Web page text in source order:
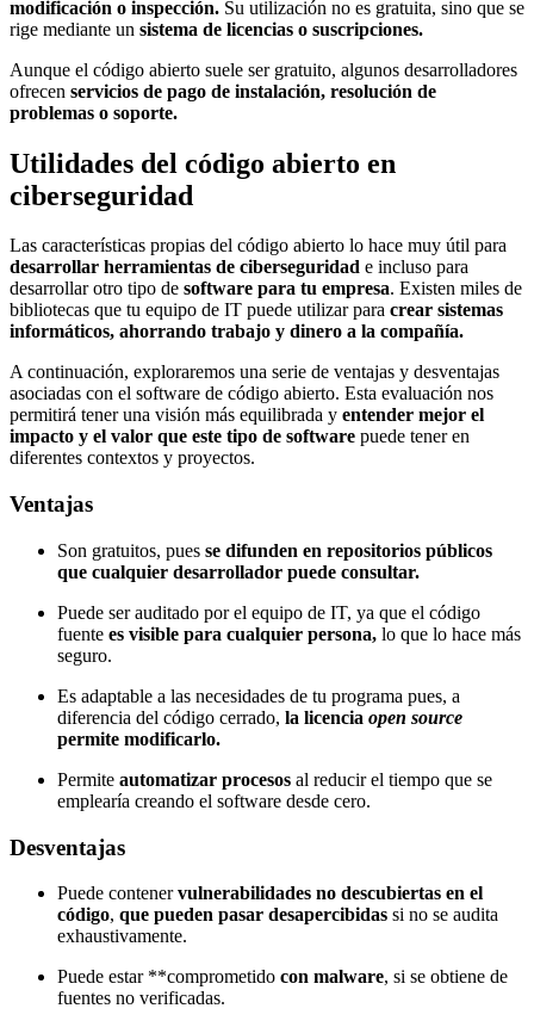
modificación o inspección. Su utilización no es gratuita, sino que se
rige mediante un sistema de licencias o suscripciones.
Aunque el código abierto suele ser gratuito, algunos desarrolladores
ofrecen servicios de pago de instalación, resolución de
problemas o soporte.
Utilidades del código abierto en
ciberseguridad
Las características propias del código abierto lo hace muy útil para
desarrollar herramientas de ciberseguridad e incluso para
desarrollar otro tipo de software para tu empresa. Existen miles de
bibliotecas que tu equipo de IT puede utilizar para crear sistemas
informáticos, ahorrando trabajo y dinero a la compañía.
A continuación, exploraremos una serie de ventajas y desventajas
asociadas con el software de código abierto. Esta evaluación nos
permitirá tener una visión más equilibrada y entender mejor el
impacto y el valor que este tipo de software puede tener en
diferentes contextos y proyectos.
Ventajas
Son gratuitos, pues se difunden en repositorios públicos
que cualquier desarrollador puede consultar.
Puede ser auditado por el equipo de IT, ya que el código
fuente es visible para cualquier persona, lo que lo hace más
seguro.
Es adaptable a las necesidades de tu programa pues, a
diferencia del código cerrado, la licencia open source
permite modificarlo.
Permite automatizar procesos al reducir el tiempo que se
emplearía creando el software desde cero.
Desventajas
Puede contenervulnerabilidades no descubiertas en el
código, que pueden pasar desapercibidas si no se audita
exhaustivamente.
Puede estar **comprometido con malware, si se obtiene de
fuentes no verificadas.